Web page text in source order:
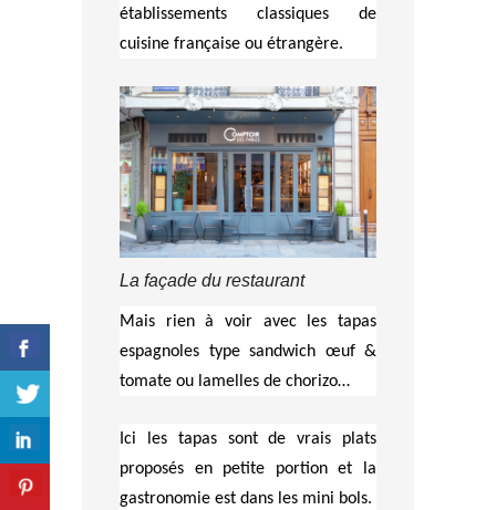
établissements classiques de
cuisine française ou étrangère.
La façade du restaurant
Mais rien à voir avec les tapas
espagnoles type sandwich œuf &
tomate ou lamelles de chorizo…
Ici les tapas sont de vrais plats
proposés en petite portion et la
gastronomie est dans les mini bols.